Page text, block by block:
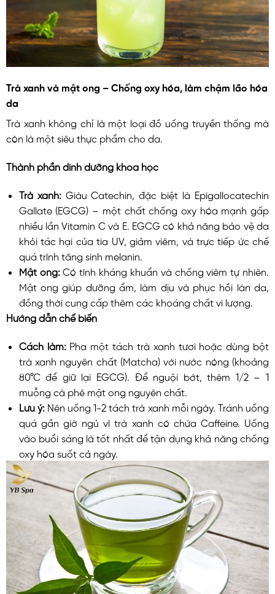
Trà xanh và mật ong – Chống oxy hóa, làm chậm lão hóa
da
Trà xanh không chỉ là một loại đồ uống truyền thống mà
còn là một siêu thực phẩm cho da.
Thành phần dinh dưỡng khoa học
Trà xanh: Giàu Catechin, đặc biệt là Epigallocatechin
Gallate (EGCG) – một chất chống oxy hóa mạnh gấp
nhiều lần Vitamin C và E. EGCG có khả năng bảo vệ da
khỏi tác hại của tia UV, giảm viêm, và trực tiếp ức chế
quá trình tăng sinh melanin.
Mật ong:Có tính kháng khuẩn và chống viêm tự nhiên.
Mật ong giúp dưỡng ẩm, làm dịu và phục hồi làn da,
đồng thời cung cấp thêm các khoáng chất vi lượng.
Hướng dẫn chế biến
Cách làm: Pha một tách trà xanh tươi hoặc dùng bột
trà xanh nguyên chất (Matcha) với nước nóng (khoảng
80°C để giữ lại EGCG). Để nguội bớt, thêm 1/2 – 1
muỗng cà phê mật ong nguyên chất.
Lưu ý: Nên uống 1-2 tách trà xanh mỗi ngày. Tránh uống
quá gần giờ ngủ vì trà xanh có chứa Caffeine. Uống
vào buổi sáng là tốt nhất để tận dụng khả năng chống
oxy hóa suốt cả ngày.